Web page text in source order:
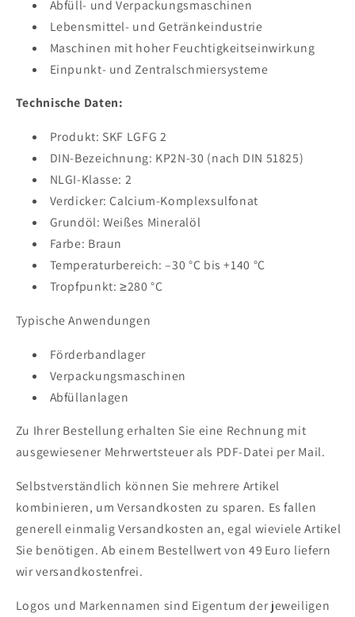
Abfüll- und Verpackungsmaschinen
Lebensmittel- und Getränkeindustrie
Maschinen mit hoher Feuchtigkeitseinwirkung
Einpunkt- und Zentralschmiersysteme
Technische Daten:
Produkt: SKF LGFG 2
DIN-Bezeichnung: KP2N-30 (nach DIN 51825)
NLGI-Klasse: 2
Verdicker: Calcium-Komplexsulfonat
Grundöl: Weißes Mineralöl
Farbe: Braun
Temperaturbereich: –30 °C bis +140 °C
Tropfpunkt: ≥280 °C
Typische Anwendungen
Förderbandlager
Verpackungsmaschinen
Abfüllanlagen
Zu Ihrer Bestellung erhalten Sie eine Rechnung mit
ausgewiesener Mehrwertsteuer als PDF-Datei per Mail.
Selbstverständlich können Sie mehrere Artikel
kombinieren, um Versandkosten zu sparen. Es fallen
generell einmalig Versandkosten an, egal wieviele Artikel
Sie benötigen. Ab einem Bestellwert von 49 Euro liefern
wir versandkostenfrei.
Logos und Markennamen sind Eigentum der jeweiligen